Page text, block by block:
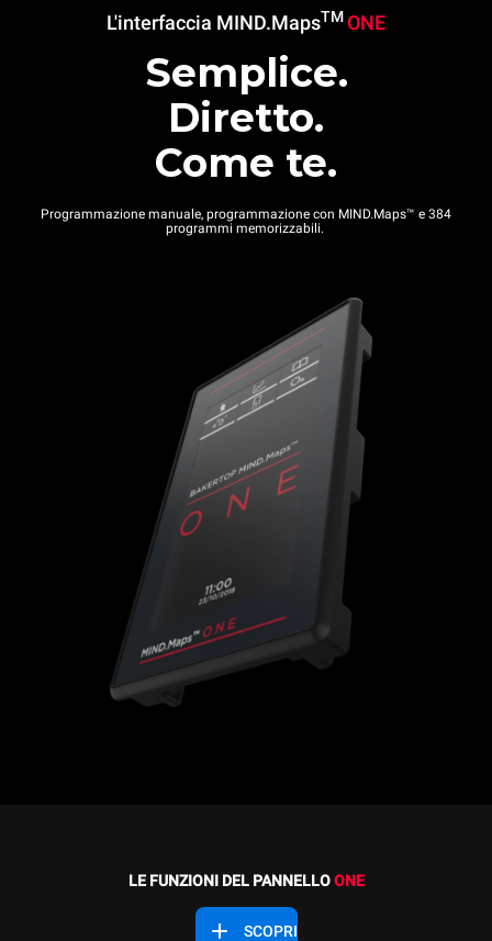
L'interfaccia MIND.MapsTMONE
Semplice.
Diretto.
Come te.
Programmazione manuale, programmazione con MIND.Maps™ e 384
programmi memorizzabili.
LE FUNZIONI DEL PANNELLOONE
SCOPRI